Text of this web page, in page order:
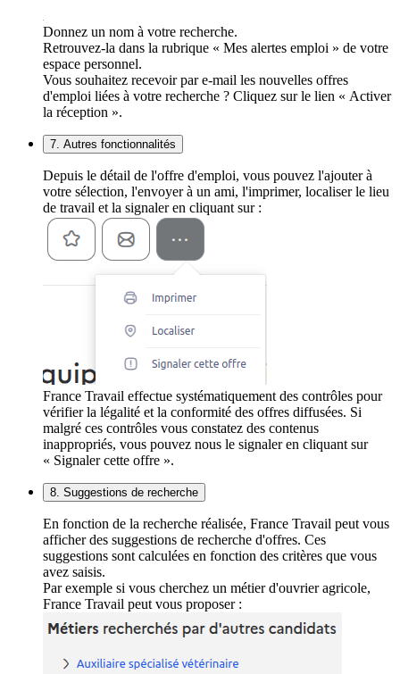
Donnez un nom à votre recherche.
Retrouvez-la dans la rubrique « Mes alertes emploi » de votre
espace personnel.
Vous souhaitez recevoir par e-mail les nouvelles offres
d'emploi liées à votre recherche ? Cliquez sur le lien « Activer
la réception ».
7. Autres fonctionnalités
Depuis le détail de l'offre d'emploi, vous pouvez l'ajouter à
votre sélection, l'envoyer à un ami, l'imprimer, localiser le lieu
de travail et la signaler en cliquant sur :
France Travail effectue systématiquement des contrôles pour
vérifier la légalité et la conformité des offres diffusées. Si
malgré ces contrôles vous constatez des contenus
inappropriés, vous pouvez nous le signaler en cliquant sur
« Signaler cette offre ».
8. Suggestions de recherche
En fonction de la recherche réalisée, France Travail peut vous
afficher des suggestions de recherche d'offres. Ces
suggestions sont calculées en fonction des critères que vous
avez saisis.
Par exemple si vous cherchez un métier d'ouvrier agricole,
France Travail peut vous proposer :